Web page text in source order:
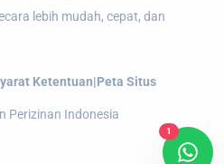
lebih mudah, cepat, dan
Ketentuan|Peta Situs
Perizinan Indonesia
1